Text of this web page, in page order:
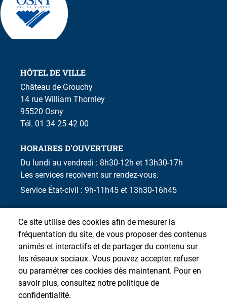
HÔTEL DE VILLE
Château de Grouchy
14 rue William Thornley
95520 Osny
Tél. 01 34 25 42 00
HORAIRES D'OUVERTURE
Du lundi au vendredi : 8h30-12h et 13h30-17h
Les services reçoivent sur rendez-vous.
Service État-civil : 9h-11h45 et 13h30-16h45
Ce site utilise des cookies afin de mesurer la
fréquentation du site, de vous proposer des contenus
animés et interactifs et de partager du contenu sur
les réseaux sociaux. Vous pouvez accepter, refuser
ou paramétrer ces cookies dès maintenant. Pour en
savoir plus, consultez notre politique de
confidentialité.